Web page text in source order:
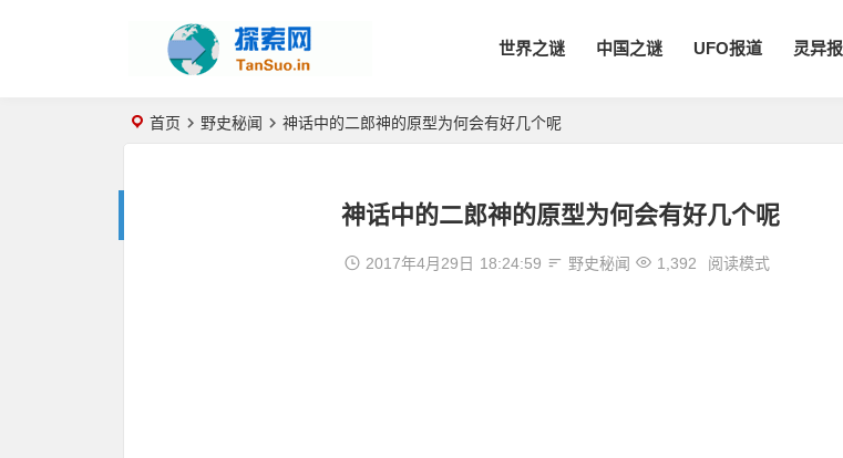
世界之谜 中国之谜 UFO报道 灵异
首页 野史秘闻 神话中的二郎神的原型为何会有好几个呢
神话中的二郎神的原型为何会有好几个呢
2017年4月29日 18:24:59 野史秘闻 1,392 阅读模式